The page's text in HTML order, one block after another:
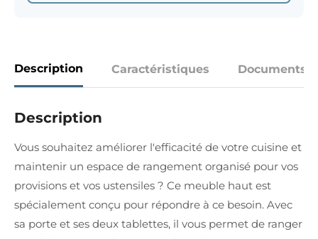
Description Caractéristiques Documents
Description
Vous souhaitez améliorer l'efficacité de votre cuisine et
maintenir un espace de rangement organisé pour vos
provisions et vos ustensiles ? Ce meuble haut est
spécialement conçu pour répondre à ce besoin. Avec
sa porte et ses deux tablettes, il vous permet de ranger